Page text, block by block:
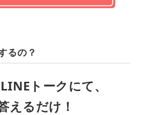
るの？
トークにて、
えるだけ！